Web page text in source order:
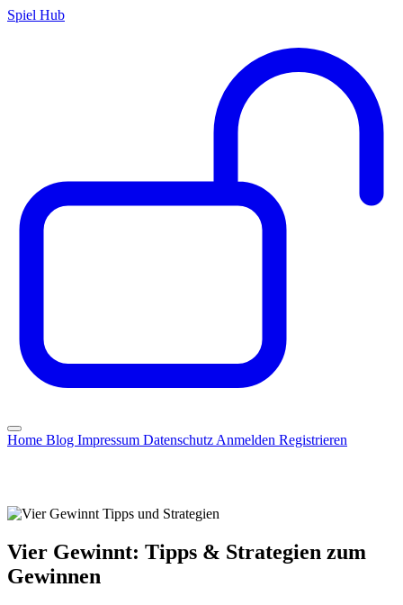
Spiel Hub
Home Blog Impressum Datenschutz Anmelden Registrieren
Vier Gewinnt: Tipps & Strategien zum
Gewinnen